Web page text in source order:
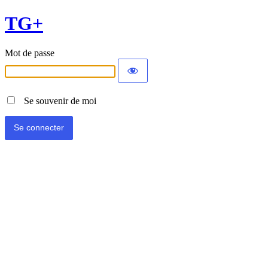
TG+
Mot de passe
Se souvenir de moi